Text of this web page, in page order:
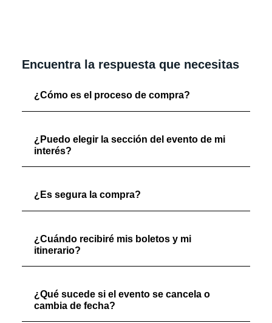
Encuentra la respuesta que necesitas
¿Cómo es el proceso de compra?
¿Puedo elegir la sección del evento de mi
interés?
¿Es segura la compra?
¿Cuándo recibiré mis boletos y mi
itinerario?
¿Qué sucede si el evento se cancela o
cambia de fecha?